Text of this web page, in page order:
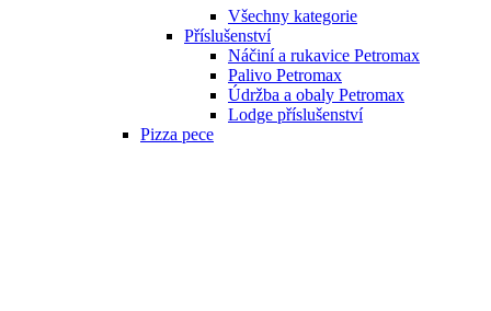
Všechny kategorie
Příslušenství
Náčiní a rukavice Petromax
Palivo Petromax
Údržba a obaly Petromax
Lodge příslušenství
Pizza pece